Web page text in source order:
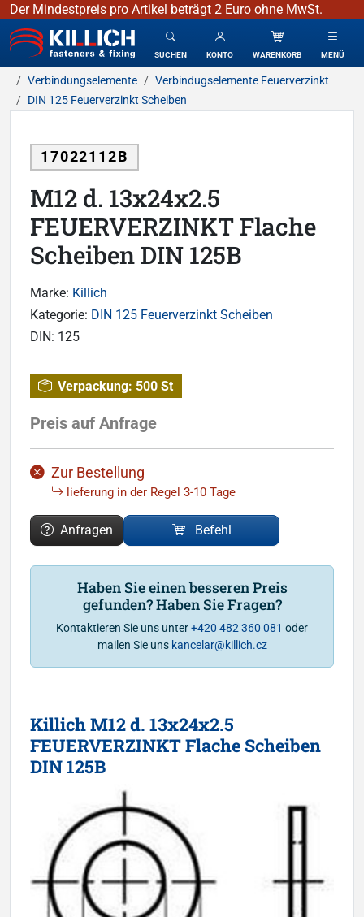
Der Mindestpreis pro Artikel beträgt 2 Euro ohne MwSt.
KILLICH - Verbindungselemente
SUCHEN KONTO WARENKORB MENÜ
Verbindungselemente
Verbindugselemente Feuerverzinkt
DIN 125 Feuerverzinkt Scheiben
17022112B
M12 d. 13x24x2.5
FEUERVERZINKT Flache
Scheiben DIN 125B
Marke: Killich
Kategorie: DIN 125 Feuerverzinkt Scheiben
DIN: 125
Verpackung: 500 St
Preis auf Anfrage
Zur Bestellung
lieferung in der Regel 3-10 Tage
Anfragen Befehl
Haben Sie einen besseren Preis
gefunden? Haben Sie Fragen?
Kontaktieren Sie uns unter+420 482 360 081 oder
mailen Sie uns kancelar@killich.cz
Killich M12 d. 13x24x2.5
FEUERVERZINKT Flache Scheiben
DIN 125B